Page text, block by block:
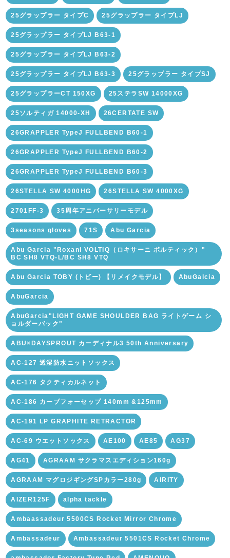
25グラップラー タイプC 25グラップラー タイプLJ
25グラップラー タイプLJ B63-1
25グラップラー タイプLJ B63-2
25グラップラー タイプLJ B63-3 25グラップラー タイプSJ
25グラップラーCT 150XG 25ステラSW 14000XG
25ソルティガ 14000-XH 26CERTATE SW
26GRAPPLER TypeJ FULLBEND B60-1
26GRAPPLER TypeJ FULLBEND B60-2
26GRAPPLER TypeJ FULLBEND B60-3
26STELLA SW 4000HG 26STELLA SW 4000XG
2701FF-3 35周年アニバーサリーモデル
3seasons gloves 71S Abu Garcia
Abu Garcia "Roxani VOLTIQ（ロキサーニ ボルティック）"
BC SH8 VTQ-L/BC SH8 VTQ
Abu Garcia TOBY (トビー) 【リメイクモデル】 AbuGalcia
AbuGarcia
AbuGarcia"LIGHT GAME SHOULDER BAG ライトゲーム シ
ョルダーバック"
ABU×DAYSPROUT カーディナル3 50th Anniversary
AC-127 透湿防水ニットソックス
AC-176 タクティカルネット
AC-186 カーブフォーセップ 140mm &125mm
AC-191 LP GRAPHITE RETRACTOR
AC-69 ウエットソックス AE100 AE85 AG37
AG41 AGRAAM サクラマスエディション160g
AGRAAM マグロジギングSPカラー280g AIRITY
AIZER125F alpha tackle
Ambaassadeur 5500CS Rocket Mirror Chrome
Ambassadeur Ambassadeur 5501CS Rocket Chrome